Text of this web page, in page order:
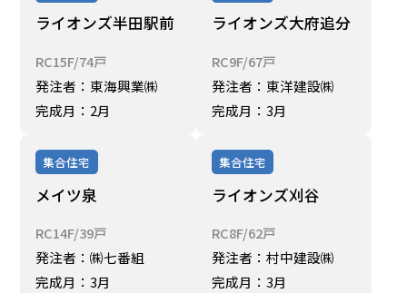
ライオンズ半田駅前
RC15F/74戸
発注者：東海興業㈱
完成月：2月
ライオンズ大府追分
RC9F/67戸
発注者：東洋建設㈱
完成月：3月
集合住宅
メイツ泉
RC14F/39戸
発注者：㈱七番組
完成月：3月
集合住宅
ライオンズ刈谷
RC8F/62戸
発注者：村中建設㈱
完成月：3月